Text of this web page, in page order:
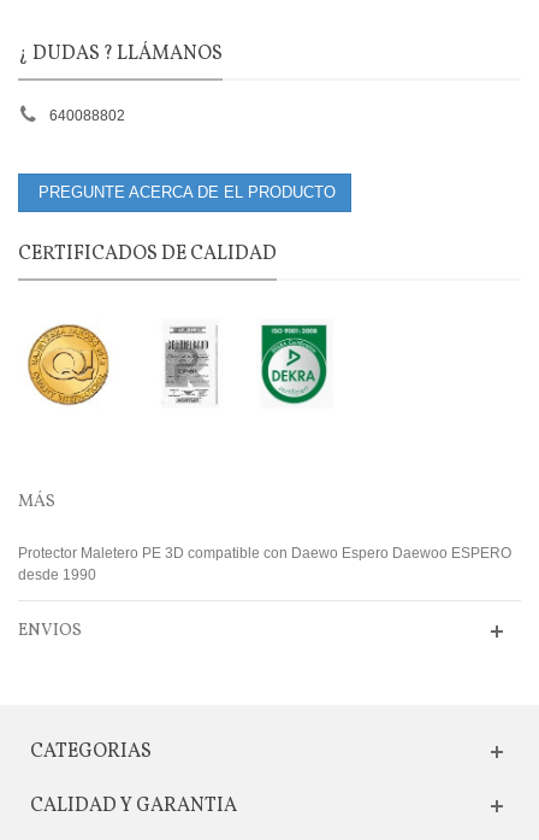
¿ DUDAS ? LLÁMANOS
640088802
PREGUNTE ACERCA DE EL PRODUCTO
CERTIFICADOS DE CALIDAD
MÁS
Protector Maletero PE 3D compatible con Daewo Espero Daewoo ESPERO
desde 1990
ENVIOS
CATEGORIAS
CALIDAD Y GARANTIA